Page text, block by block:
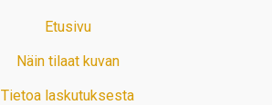
Etusivu
Näin tilaat kuvan
Tietoa laskutuksesta